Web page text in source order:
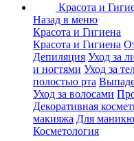
Красота и
Назад в меню
Красота и Гигиена
Красота и Гигиена
Депиляция Уход за
и ногтями Уход за
полостью рта
Уход за волосами
Декоративная
макияжа Для
Косметология